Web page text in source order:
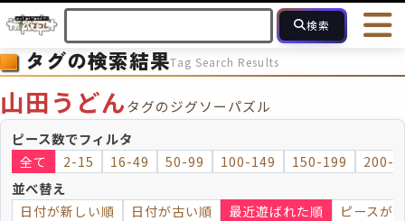
検索
HOME 会員登録
ヘルプ
最近投稿され
ピース数 2～15 16～49 50～99 100
タグの検索結果Tag Search Results
山田うどんタグのジグソーパズル
ピース数でフィルタ
全て 2-15 16-49 50-99 100-149 150-199 200-
並べ替え
日付が新しい順 日付が古い順 最近遊ばれた順 ピースが